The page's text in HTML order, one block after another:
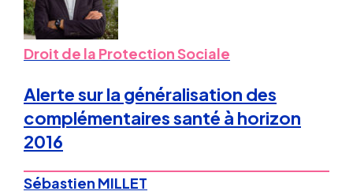
Droit de la Protection Sociale
Alerte sur la généralisation des
complémentaires santé à horizon
2016
Sébastien MILLET